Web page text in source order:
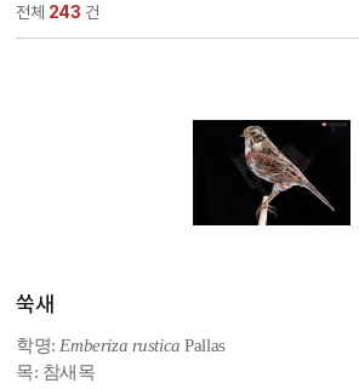
전체 243 건
쑥새
학명:Emberiza rustica Pallas
목: 참새목